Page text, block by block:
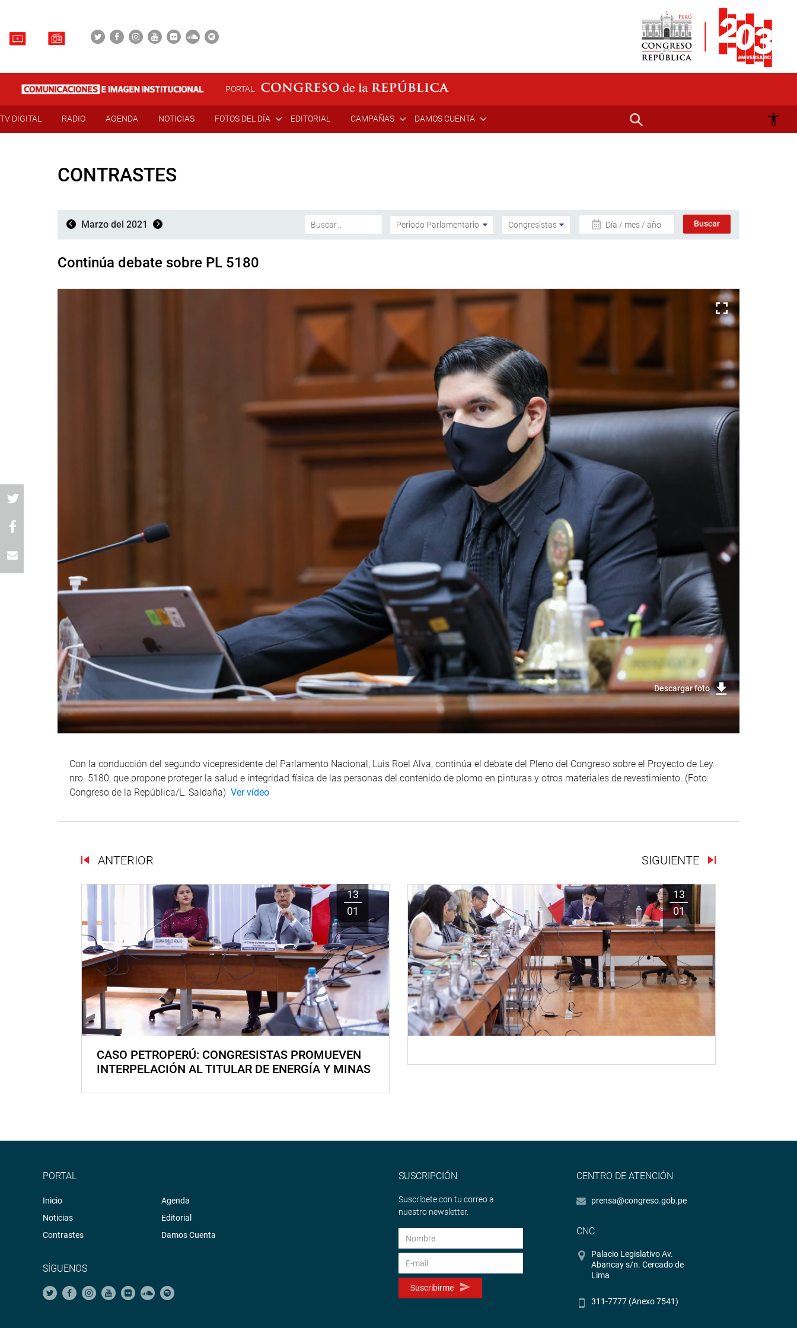
PORTAL
TV DIGITAL RADIO AGENDA NOTICIAS FOTOS DEL DÍA EDITORIAL CAMPAÑAS DAMOS CUENTA
CONTRASTES
Marzo del 2021 Día / mes / año
Continúa debate sobre PL 5180
Descargar foto
Con la conducción del segundo vicepresidente del Parlamento Nacional, Luis Roel Alva, continúa el debate del Pleno del Congreso sobre el Proyecto de Ley
nro. 5180, que propone proteger la salud e integridad física de las personas del contenido de plomo en pinturas y otros materiales de revestimiento. (Foto:
Congreso de la República/L. Saldaña) Ver vídeo
ANTERIOR SIGUIENTE
13
01
CASO PETROPERÚ: CONGRESISTAS PROMUEVEN
INTERPELACIÓN AL TITULAR DE ENERGÍA Y MINAS
13
01
PORTAL
Inicio
Noticias
Contrastes
Agenda
Editorial
Damos Cuenta
SÍGUENOS
SUSCRIPCIÓN
Suscríbete con tu correo a
nuestro newsletter.
Suscribirme
CENTRO DE ATENCIÓN
prensa@congreso.gob.pe
CNC
Palacio Legislativo Av.
Abancay s/n. Cercado de
Lima
311-7777 (Anexo 7541)